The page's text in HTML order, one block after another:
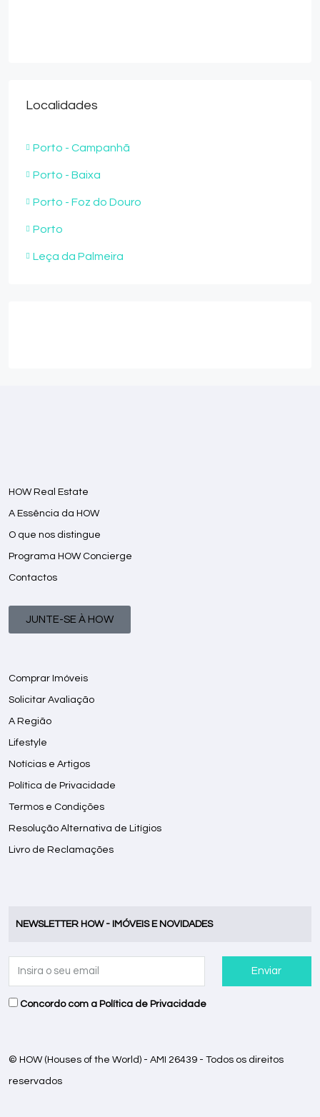
Localidades
Porto - Campanhã
Porto - Baixa
Porto - Foz do Douro
Porto
Leça da Palmeira
HOW Real Estate
A Essência da HOW
O que nos distingue
Programa HOW Concierge
Contactos
JUNTE-SE À HOW
Comprar Imóveis
Solicitar Avaliação
A Região
Lifestyle
Notícias e Artigos
Política de Privacidade
Termos e Condições
Resolução Alternativa de Litígios
Livro de Reclamações
NEWSLETTER HOW - IMÓVEIS E NOVIDADES
Enviar
Concordo com a Política de Privacidade
© HOW (Houses of the World) - AMI 26439 - Todos os direitos
reservados